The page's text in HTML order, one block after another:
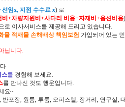
임x, 지점 수수료 x) 로
비+차량지원비+사다리 비용+자재비+옵션비용
로 이사서비스를 제공해 드리고 있습니다.
물 적재물 손해배상 책임보험 가입되어 있는
닙니다.
.
스를 경험해 보세요.
를 만나신 것도 행운입니다.
요~
포장, 원룸, 투룸, 오피스텔, 장거리, 연구실,